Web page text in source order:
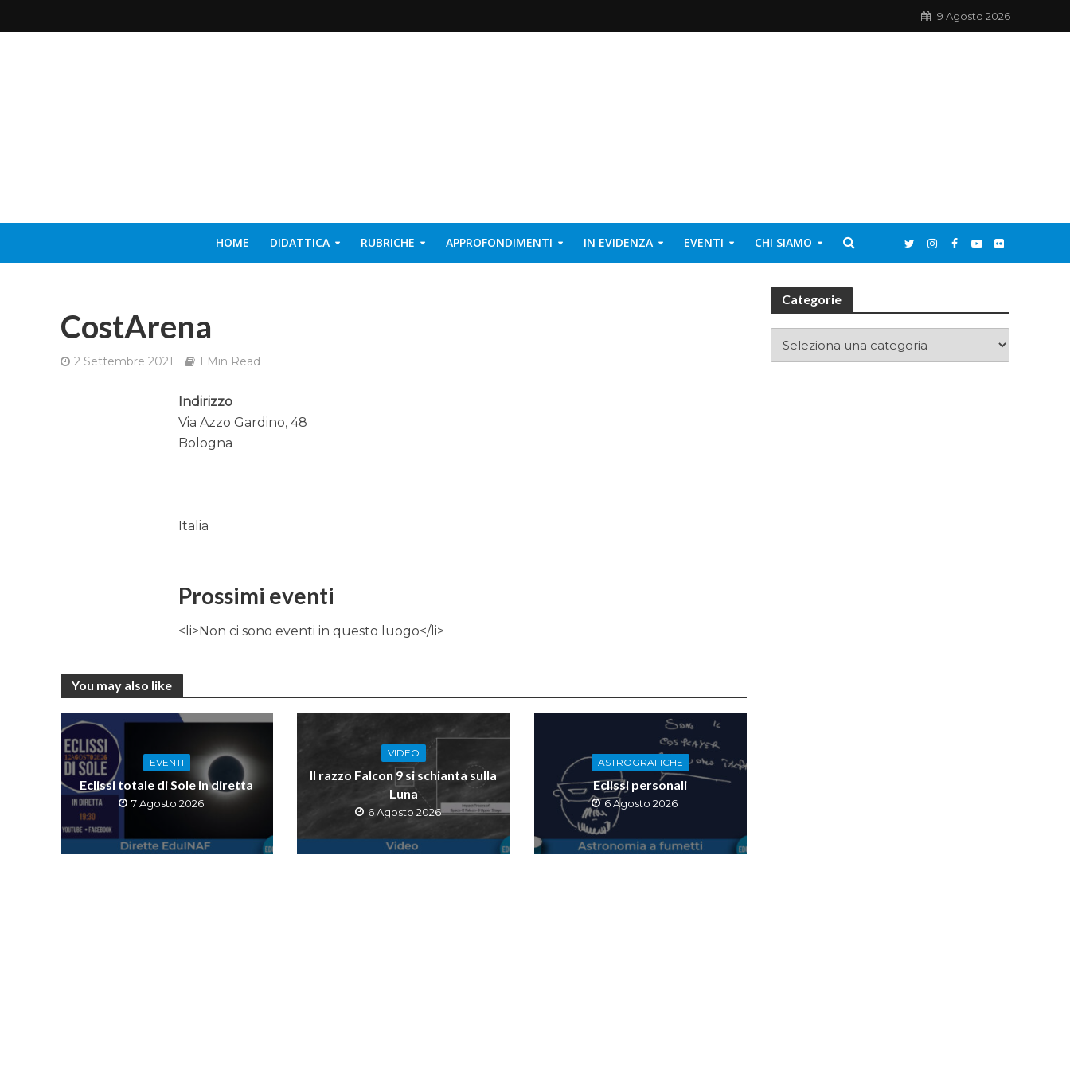
9 Agosto 2026
HOME DIDATTICA RUBRICHE APPROFONDIMENTI IN EVIDENZA EVENTI CHI SIAMO
CostArena
2 Settembre 2021 1 Min Read
Indirizzo
Via Azzo Gardino, 48
Bologna
Italia
Prossimi eventi
<li>Non ci sono eventi in questo luogo</li>
You may also like
EVENTI
Eclissi totale di Sole in diretta
7 Agosto 2026
VIDEO
Il razzo Falcon 9 si schianta sulla
Luna
6 Agosto 2026
ASTROGRAFICHE
Eclissi personali
6 Agosto 2026
Categorie